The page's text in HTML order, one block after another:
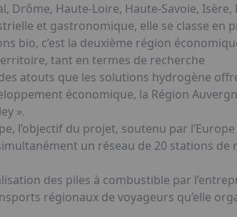
Drôme, Haute-Loire, Haute-Savoie, Isère,
et gastronomique, elle se classe
bio, c’est la deuxième région
tant en termes de recherche
atouts que les solutions hydrogène
économique, la Région
».
l’objectif du projet, soutenu par l’Europe
un réseau de 20 stations de
des piles à combustible par
régionaux de voyageurs qu’elle